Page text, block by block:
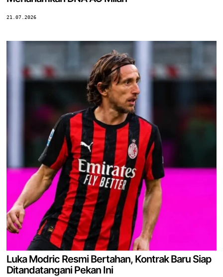
21.07.2026
Luka Modric Resmi Bertahan, Kontrak Baru Siap
Ditandatangani Pekan Ini